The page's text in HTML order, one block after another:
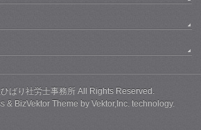
ばり社労士事務所All Rights Reserved.
& BizVektor Theme byVektor,Inc. technology.